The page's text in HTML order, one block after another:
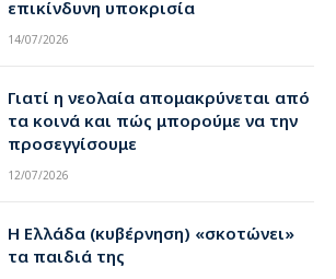
επικίνδυνη υποκρισία
14/07/2026
Γιατί η νεολαία απομακρύνεται από
τα κοινά και πώς μπορούμε να την
προσεγγίσουμε
12/07/2026
Η Ελλάδα (κυβέρνηση) «σκοτώνει»
τα παιδιά της